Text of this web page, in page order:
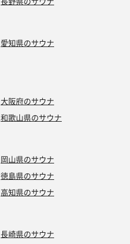
愛知県のサウナ
大阪府のサウナ
和歌山県のサウナ
岡山県のサウナ
徳島県のサウナ
高知県のサウナ
長崎県のサウナ